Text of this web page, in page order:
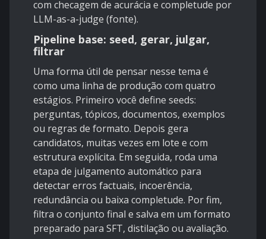
com checagem de acurácia e completude por
LLM-as-a-judge (fonte).
Pipeline base: seed, gerar, julgar,
filtrar
Uma forma útil de pensar nesse tema é
como uma linha de produção com quatro
estágios. Primeiro você define seeds:
perguntas, tópicos, documentos, exemplos
ou regras de formato. Depois gera
candidatos, muitas vezes em lote e com
estrutura explícita. Em seguida, roda uma
etapa de julgamento automático para
detectar erros factuais, incoerência,
redundância ou baixa completude. Por fim,
filtra o conjunto final e salva em um formato
preparado para SFT, distilação ou avaliação.